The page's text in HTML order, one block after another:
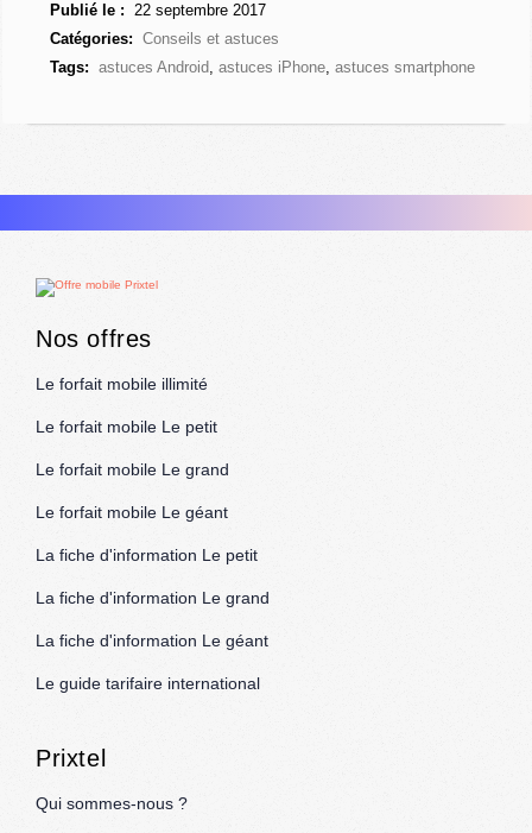
Publié le : 22 septembre 2017
Catégories:
Conseils et astuces
Tags:
astuces Android,astuces iPhone,astuces smartphone
Nos offres
Le forfait mobile illimité
Le forfait mobile Le petit
Le forfait mobile Le grand
Le forfait mobile Le géant
La fiche d'information Le petit
La fiche d'information Le grand
La fiche d'information Le géant
Le guide tarifaire international
Prixtel
Qui sommes-nous ?